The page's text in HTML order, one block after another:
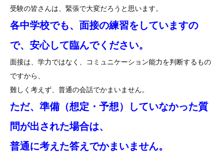
受験の皆さんは、緊張で大変だろうと思います。
各中学校でも、面接の練習をしていますの
で、安心して臨んでください。
面接は、学力ではなく、コミュニケーション能力を判断するもの
ですから、
難しく考えず、普通の会話でかまいません。
ただ、準備（想定・予想）していなかった質
問が出された場合は、
普通に考えた答えでかまいません。